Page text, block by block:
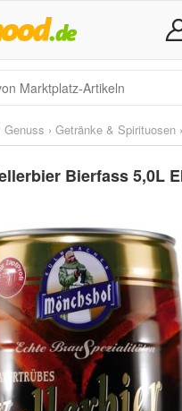
Genuss › Getränke & Spirituosen ›
Bierfass 5,0L